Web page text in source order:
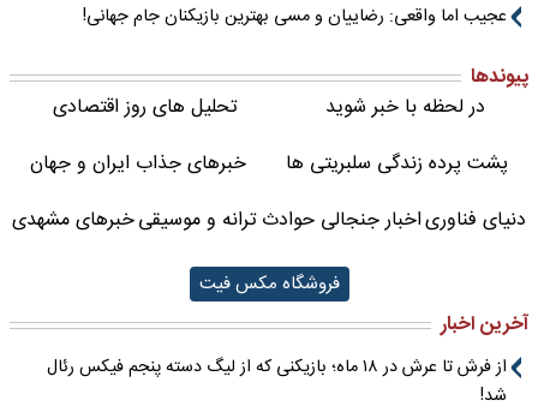
عجیب اما واقعی: رضاییان و مسی بهترین بازیکنان جام جهانی!
پیوندها
در لحظه با خبر شوید
تحلیل های روز اقتصادی
پشت پرده زندگی سلبریتی ها
خبرهای جذاب ایران و جهان
دنیای فناوریاخبار جنجالی حوادثترانه و موسیقیخبرهای مشهدی
فروشگاه مکس فیت
آخرین اخبار
از فرش تا عرش در ۱۸ ماه؛ بازیکنی که از لیگ دسته پنجم فیکس رئال
شد!